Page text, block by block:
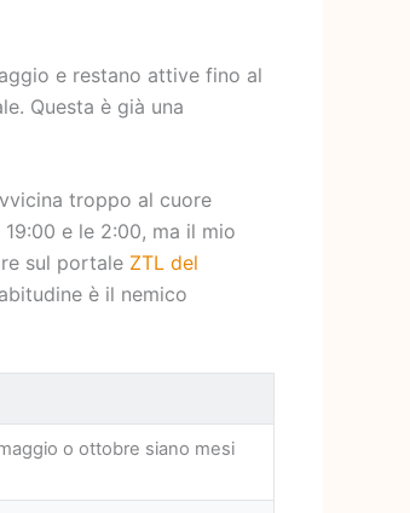
e restano attive fino al
Questa è già una
troppo al cuore
e le 2:00, ma il mio
sul portale ZTL del
è il nemico
o ottobre siano mesi